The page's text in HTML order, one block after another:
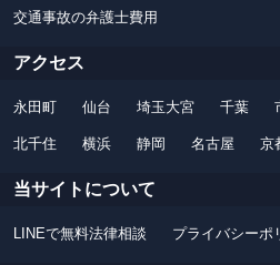
交通事故の弁護士費用
アクセス
永田町 仙台 埼玉大宮 千葉
北千住 横浜 静岡 名古屋 京
当サイトについて
LINEで無料法律相談 プライバシーポ